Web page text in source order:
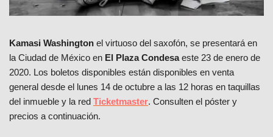
Kamasi Washington el virtuoso del saxofón, se presentará en
la Ciudad de México en El Plaza Condesaeste 23 de enero de
2020. Los boletos disponibles están disponibles en venta
general desde el lunes 14 de octubre a las 12 horas en taquillas
del inmueble y la red Ticketmaster. Consulten el póster y
precios a continuación.